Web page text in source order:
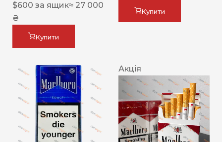
$600 за ящик≈ 27 000
₴
Купити
Купити
Акція